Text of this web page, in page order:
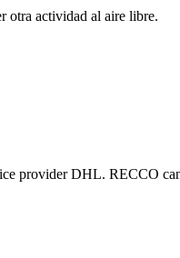
otra actividad al aire libre.
provider DHL. RECCO